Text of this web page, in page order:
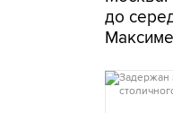
до